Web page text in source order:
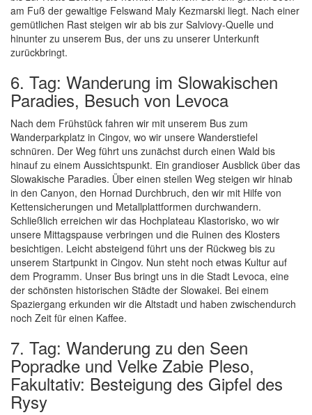
am Fuß der gewaltige Felswand Maly Kezmarski liegt. Nach einer
gemütlichen Rast steigen wir ab bis zur Salviovy-Quelle und
hinunter zu unserem Bus, der uns zu unserer Unterkunft
zurückbringt.
6. Tag: Wanderung im Slowakischen
Paradies, Besuch von Levoca
Nach dem Frühstück fahren wir mit unserem Bus zum
Wanderparkplatz in Cingov, wo wir unsere Wanderstiefel
schnüren. Der Weg führt uns zunächst durch einen Wald bis
hinauf zu einem Aussichtspunkt. Ein grandioser Ausblick über das
Slowakische Paradies. Über einen steilen Weg steigen wir hinab
in den Canyon, den Hornad Durchbruch, den wir mit Hilfe von
Kettensicherungen und Metallplattformen durchwandern.
Schließlich erreichen wir das Hochplateau Klastorisko, wo wir
unsere Mittagspause verbringen und die Ruinen des Klosters
besichtigen. Leicht absteigend führt uns der Rückweg bis zu
unserem Startpunkt in Cingov. Nun steht noch etwas Kultur auf
dem Programm. Unser Bus bringt uns in die Stadt Levoca, eine
der schönsten historischen Städte der Slowakei. Bei einem
Spaziergang erkunden wir die Altstadt und haben zwischendurch
noch Zeit für einen Kaffee.
7. Tag: Wanderung zu den Seen
Popradke und Velke Zabie Pleso,
Fakultativ: Besteigung des Gipfel des
Rysy